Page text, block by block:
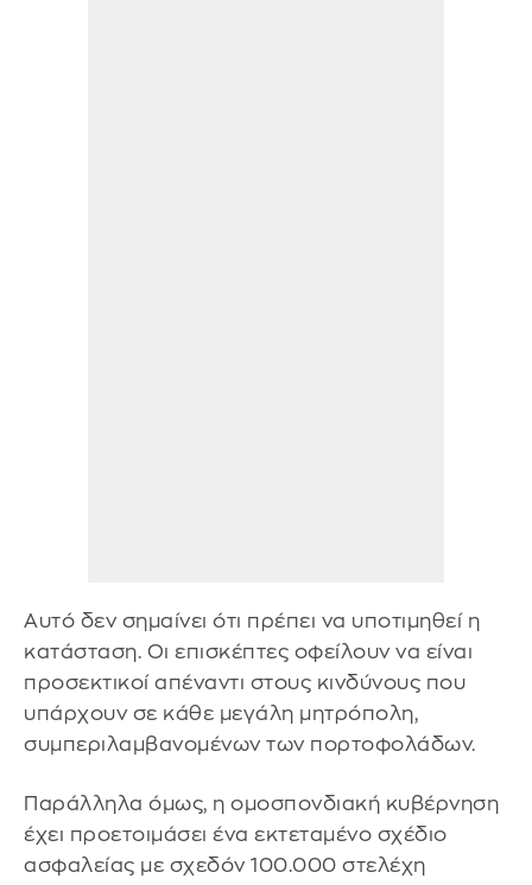
Αυτό δεν σημαίνει ότι πρέπει να υποτιμηθεί η
κατάσταση. Οι επισκέπτες οφείλουν να είναι
προσεκτικοί απέναντι στους κινδύνους που
υπάρχουν σε κάθε μεγάλη μητρόπολη,
συμπεριλαμβανομένων των πορτοφολάδων.
Παράλληλα όμως, η ομοσπονδιακή κυβέρνηση
έχει προετοιμάσει ένα εκτεταμένο σχέδιο
ασφαλείας με σχεδόν 100.000 στελέχη